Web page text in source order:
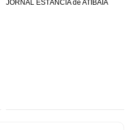
JORNAL ESTÂNCIA de ATIBAIA